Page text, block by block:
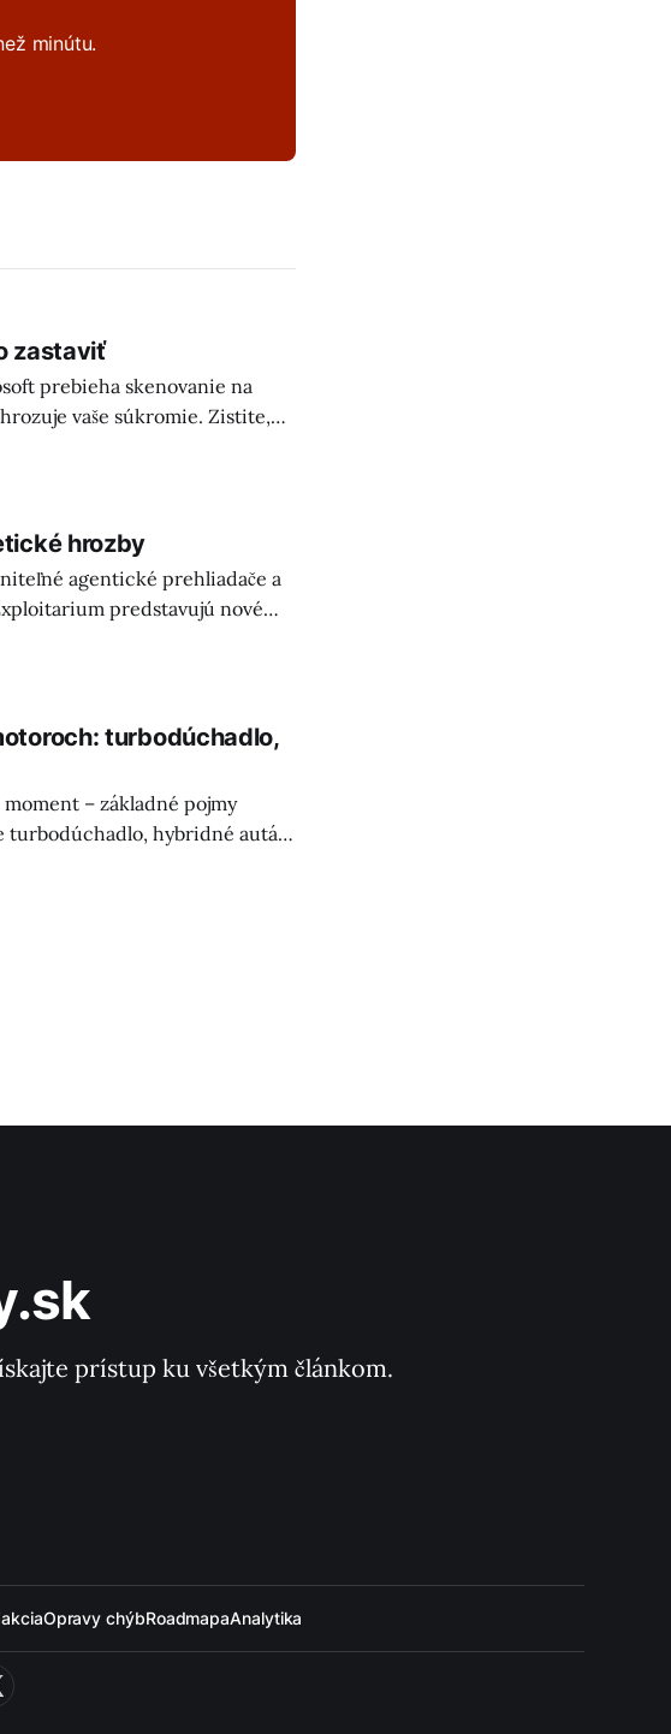
minútu.
zastaviť
prebieha skenovanie na
vaše súkromie. Zistite,
dátami v našom článku.
hrozby
agentické prehliadače a
predstavujú nové
kontrolovať systémy a
turbodúchadlo,
– základné pojmy
turbodúchadlo, hybridné autá a
jazdu!
prístup ku všetkým článkom.
Opravy chýbRoadmapaAnalytika